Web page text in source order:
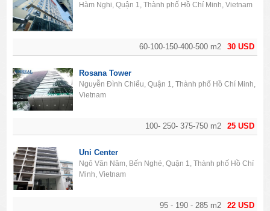
30 USD
60-100-150-400-500 m2
Hàm Nghi, Quận 1, Thành phố Hồ Chí Minh, Vietnam
25 USD
100- 250- 375-750 m2
Rosana Tower
Nguyễn Đình Chiểu, Quận 1, Thành phố Hồ Chí Minh,
Vietnam
22 USD
95 - 190 - 285 m2
Uni Center
Ngô Văn Năm, Bến Nghé, Quận 1, Thành phố Hồ Chí
Minh, Vietnam